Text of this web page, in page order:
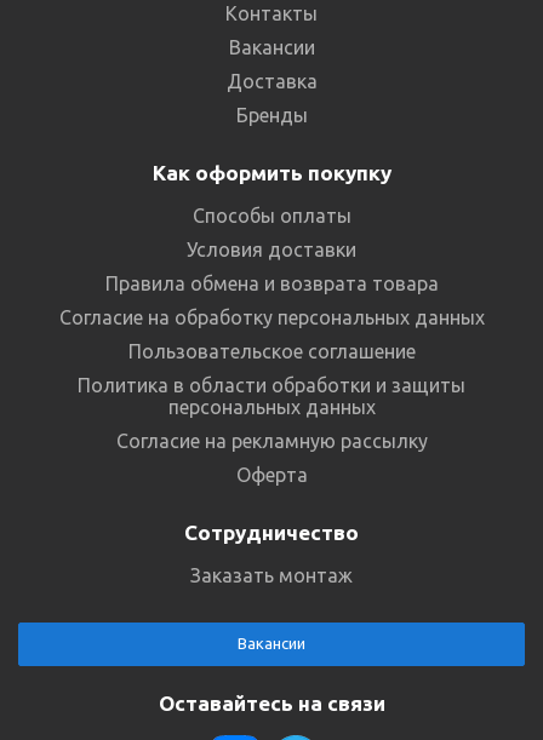
Контакты
Вакансии
Доставка
Бренды
Как оформить покупку
Способы оплаты
Условия доставки
Правила обмена и возврата товара
Согласие на обработку персональных данных
Пользовательское соглашение
Политика в области обработки и защиты
персональных данных
Согласие на рекламную рассылку
Оферта
Сотрудничество
Заказать монтаж
Вакансии
Оставайтесь на связи